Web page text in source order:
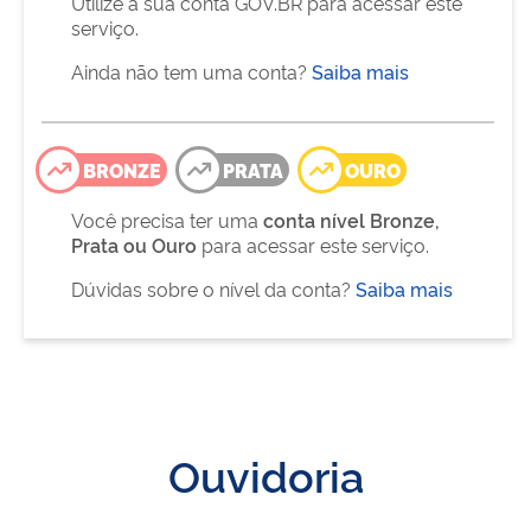
serviço.
Ainda não tem uma conta? Saiba mais
BRONZE PRATA
OURO
Você precisa ter uma conta nível Bronze,
Prata ou Ouro para acessar este serviço.
Dúvidas sobre o nível da conta? Saiba mais
Ouvidoria